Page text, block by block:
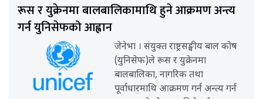
रूस र युक्रेनमा बालबालिकामाथि हुने आक्रमण अन्त्य
गर्न युनिसेफको आह्वान
जेनेभा । संयुक्त राष्ट्रसङ्घीय बाल कोष
(युनिसेफ)ले रूस र युक्रेनमा
बालबालिका, नागरिक तथा
पूर्वाधारमाथि आक्रमण गर्न अन्त्य गर्न